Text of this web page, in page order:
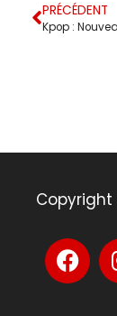
PRÉCÉDENT
Kpop :
Copyright